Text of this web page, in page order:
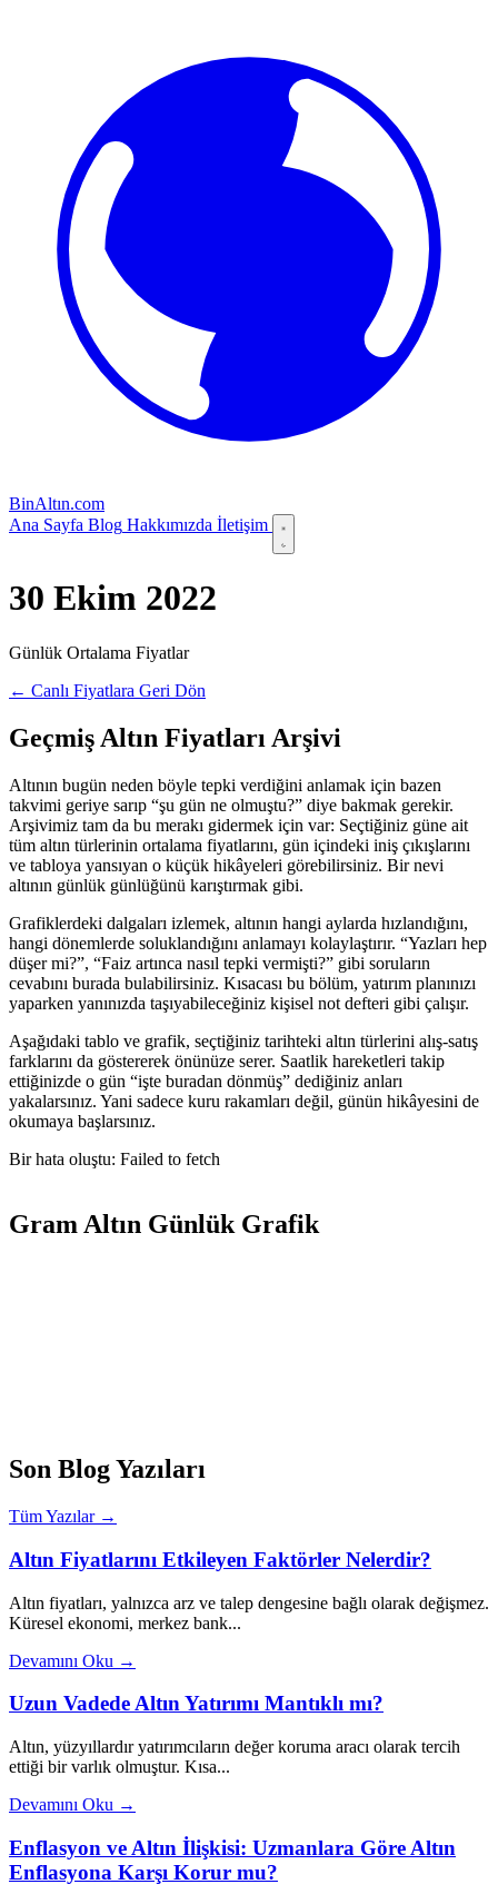
BinAltın.com
Ana Sayfa Blog Hakkımızda İletişim
30 Ekim 2022
Günlük Ortalama Fiyatlar
← Canlı Fiyatlara Geri Dön
Geçmiş Altın Fiyatları Arşivi
Altının bugün neden böyle tepki verdiğini anlamak için bazen
takvimi geriye sarıp “şu gün ne olmuştu?” diye bakmak gerekir.
Arşivimiz tam da bu merakı gidermek için var: Seçtiğiniz güne ait
tüm altın türlerinin ortalama fiyatlarını, gün içindeki iniş çıkışlarını
ve tabloya yansıyan o küçük hikâyeleri görebilirsiniz. Bir nevi
altının günlük günlüğünü karıştırmak gibi.
Grafiklerdeki dalgaları izlemek, altının hangi aylarda hızlandığını,
hangi dönemlerde soluklandığını anlamayı kolaylaştırır. “Yazları hep
düşer mi?”, “Faiz artınca nasıl tepki vermişti?” gibi soruların
cevabını burada bulabilirsiniz. Kısacası bu bölüm, yatırım planınızı
yaparken yanınızda taşıyabileceğiniz kişisel not defteri gibi çalışır.
Aşağıdaki tablo ve grafik, seçtiğiniz tarihteki altın türlerini alış-satış
farklarını da göstererek önünüze serer. Saatlik hareketleri takip
ettiğinizde o gün “işte buradan dönmüş” dediğiniz anları
yakalarsınız. Yani sadece kuru rakamları değil, günün hikâyesini de
okumaya başlarsınız.
Bir hata oluştu: Failed to fetch
Gram Altın Günlük Grafik
Son Blog Yazıları
Tüm Yazılar →
Altın Fiyatlarını Etkileyen Faktörler Nelerdir?
Altın fiyatları, yalnızca arz ve talep dengesine bağlı olarak değişmez.
Küresel ekonomi, merkez bank...
Devamını Oku →
Uzun Vadede Altın Yatırımı Mantıklı mı?
Altın, yüzyıllardır yatırımcıların değer koruma aracı olarak tercih
ettiği bir varlık olmuştur. Kısa...
Devamını Oku →
Enflasyon ve Altın İlişkisi: Uzmanlara Göre Altın
Enflasyona Karşı Korur mu?